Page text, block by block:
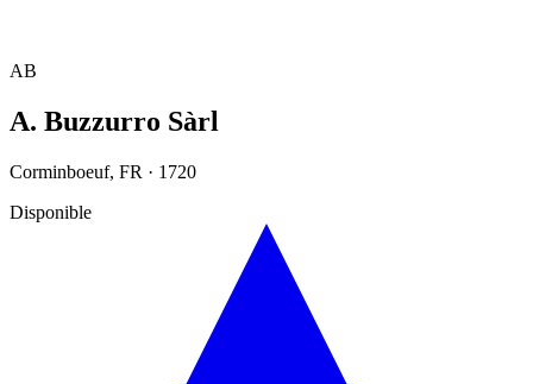
AB
A. Buzzurro Sàrl
Corminboeuf, FR · 1720
Disponible